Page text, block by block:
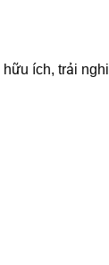
ích, trải